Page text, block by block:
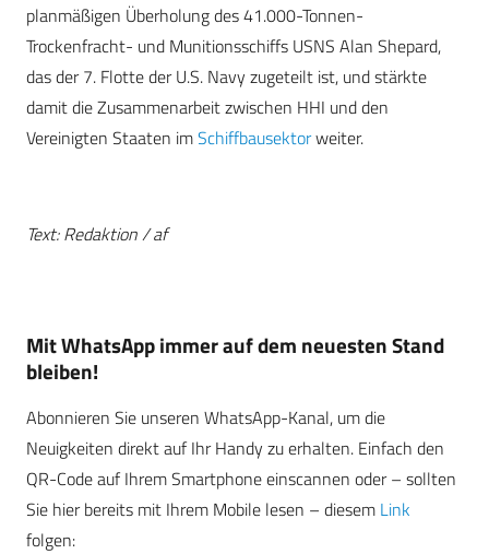
planmäßigen Überholung des 41.000-Tonnen-
Trockenfracht- und Munitionsschiffs USNS Alan Shepard,
das der 7. Flotte der U.S. Navy zugeteilt ist, und stärkte
damit die Zusammenarbeit zwischen HHI und den
Vereinigten Staaten imSchiffbausektorweiter.
Text: Redaktion / af
Mit WhatsApp immer auf dem neuesten Stand
bleiben!
Abonnieren Sie unseren WhatsApp-Kanal, um die
Neuigkeiten direkt auf Ihr Handy zu erhalten. Einfach den
QR-Code auf Ihrem Smartphone einscannen oder – sollten
Sie hier bereits mit Ihrem Mobile lesen – diesem Link
folgen: